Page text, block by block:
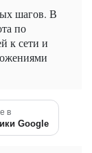
шагов. В
по
к сети и
в
Google